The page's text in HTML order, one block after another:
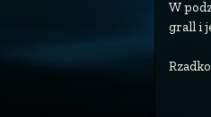
W
grall i